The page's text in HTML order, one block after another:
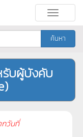
Toggle
ค้นหา
บผู้บังคับ
กวันที่